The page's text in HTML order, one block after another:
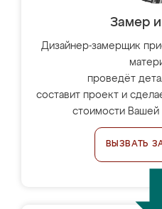
Замер
Дизайнер-замерщик
проведёт
составит проект и
стоимости
ВЫЗВАТЬ